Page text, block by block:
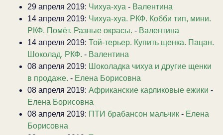
29 апреля 2019: Чихуа-хуа - Валентина
14 апреля 2019: Чихуа-хуа. РКФ. Кобби тип, мини.
РКФ. Помёт. Разные окрасы. - Валентина
14 апреля 2019: Той-терьер. Купить щенка. Пацан.
Шоколад. РКФ. - Валентина
08 апреля 2019: Шоколадка чихуа и другие щенки
в продаже. - Елена Борисовна
08 апреля 2019: Африканские карликовые ежики -
Елена Борисовна
08 апреля 2019: ПТИ брабансон мальчик - Елена
Борисовна